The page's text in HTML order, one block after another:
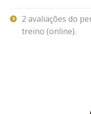
2 avaliações do
treino (online).